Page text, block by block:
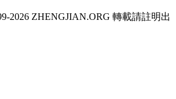
2026 ZHENGJIAN.ORG 轉載請註明出